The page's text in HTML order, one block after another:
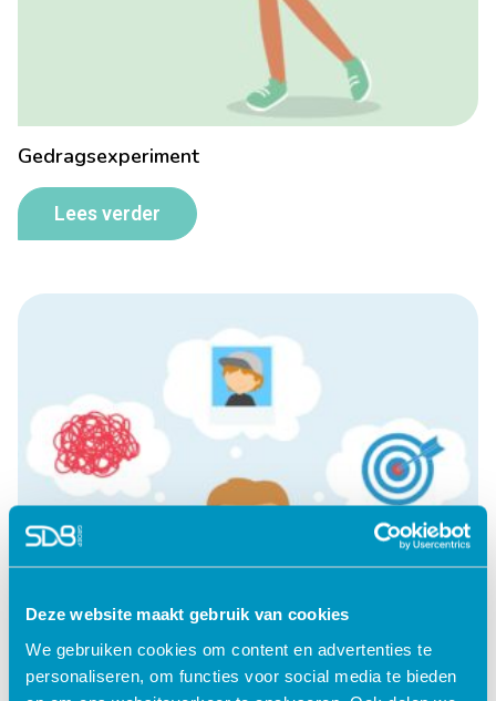
Deze website maakt gebruik van cookies
We gebruiken cookies om content en advertenties te
personaliseren, om functies voor social media te bieden
Gedragsexperiment
Lees verder